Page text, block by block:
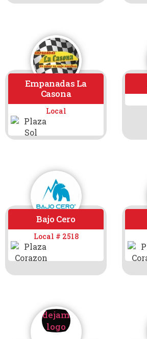
Empanadas La
Casona
Local
Bajo Cero
Local # 2518